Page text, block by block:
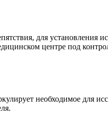
для установления
центре под
необходимое для